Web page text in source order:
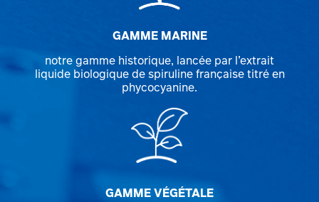
GAMME MARINE
notre gamme historique, lancée par l’extrait
liquide biologique de spiruline française titré en
phycocyanine.
GAMME VÉGÉTALE